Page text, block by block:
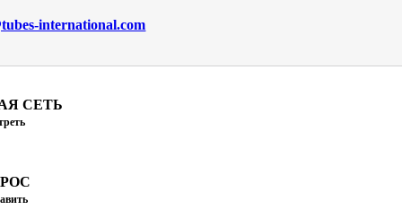
international.com
СЕТЬ